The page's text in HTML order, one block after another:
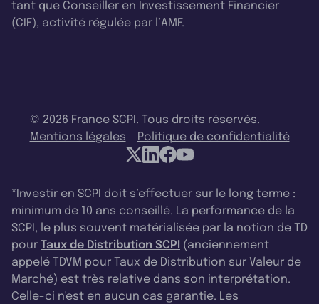
tant que Conseiller en Investissement Financier
(CIF), activité régulée par l’AMF.
© 2026 France SCPI. Tous droits réservés.
Mentions légales - Politique de confidentialité
*Investir en SCPI doit s’effectuer sur le long terme :
minimum de 10 ans conseillé. La performance de la
SCPI, le plus souvent matérialisée par la notion de TD
pour Taux de Distribution SCPI (anciennement
appelé TDVM pour Taux de Distribution sur Valeur de
Marché) est très relative dans son interprétation.
Celle-ci n'est en aucun cas garantie. Les